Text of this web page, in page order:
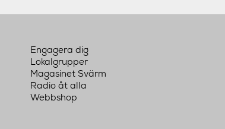
Engagera dig
Lokalgrupper
Magasinet Svärm
Radio åt alla
Webbshop